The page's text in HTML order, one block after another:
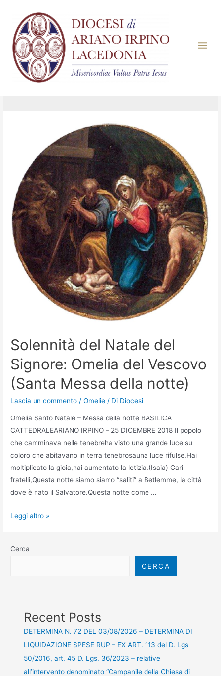
Giorno:25 Dicembre
2018
Solennità del Natale del
Signore: Omelia del Vescovo
(Santa Messa della notte)
Lascia un commento /Omelie / Di Diocesi
Omelia Santo Natale – Messa della notte BASILICA
CATTEDRALEARIANO IRPINO – 25 DICEMBRE 2018 Il popolo
che camminava nelle tenebreha visto una grande luce;su
coloro che abitavano in terra tenebrosauna luce rifulse.Hai
moltiplicato la gioia,hai aumentato la letizia.(Isaia) Cari
fratelli,Questa notte siamo siamo “saliti” a Betlemme, la città
dove è nato il Salvatore.Questa notte come …
Leggi altro »
Cerca
CERCA
Recent Posts
DETERMINA N. 72 DEL 03/08/2026 – DETERMINA DI
LIQUIDAZIONE SPESE RUP – EX ART. 113 del D. Lgs
50/2016, art. 45 D. Lgs. 36/2023 – relative
all’intervento denominato “Campanile della Chiesa di